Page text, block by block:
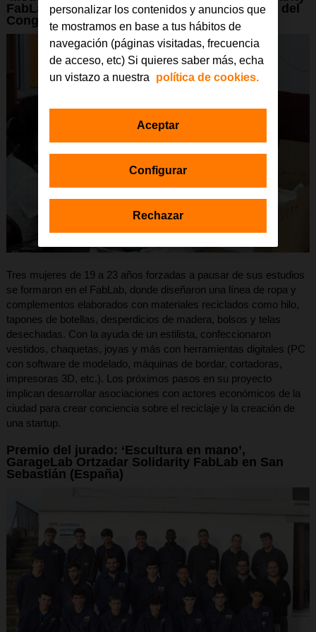
FabLab en Kinshasa (República Democrática del
Congo)
Tres mujeres de 19 a 23 años forzadas a pausar de sus estudios
se formaron en el FabLab, donde diseñaron una línea de ropa y
complementos elaborados con materiales reciclados como hilo,
tapones de botellas, desperdicios de madera, bolsos y telas
desechadas. Con la ayuda de un estilista, confeccionaron
vestidos, chaquetas, joyas y más con herramientas digitales (PC
con software de modelado, máquinas de bordar, cortadoras,
impresoras 3D, etc.). Los próximos pasos en su proyecto
implican desarrollar asociaciones con actores económicos de la
ciudad para crear conciencia sobre el reciclaje y la creación de
una startup.
Premio del jurado: ‘Escultura en mano’,
GarageLab Ortzadar Solidarity FabLab en San
Sebastián (España)
personalizar los contenidos y anuncios que
te mostramos en base a tus hábitos de
navegación (páginas visitadas, frecuencia
de acceso, etc) Si quieres saber más, echa
un vistazo a nuestra
política de cookies.
Configurar
Rechazar
Aceptar